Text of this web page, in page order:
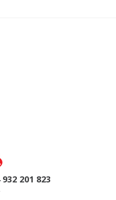
932 201 823